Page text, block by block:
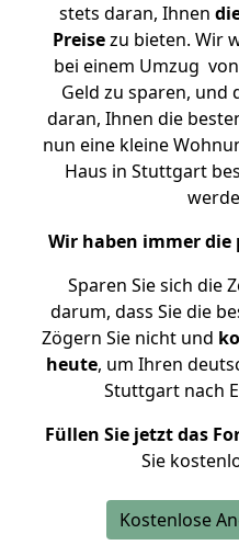
stets daran, Ihnen
Preisezu bieten. Wir
bei einem Umzug
Geld zu sparen, und
daran, Ihnen die
nun eine kleine
Haus in Stuttgart
Wir haben immer die
Sparen Sie sich die
darum, dass Sie die
Zögern Sie nicht und
heute, um Ihren
Stuttgart nach
Füllen Sie jetzt das
Sie
Kostenlose